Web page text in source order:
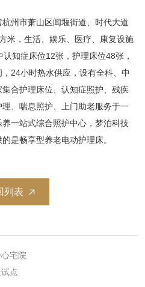
州市萧山区闻堰街道、时代大道
米，生活、娱乐、医疗、康复设施
知症床位12张，护理床位48张，
24小时热水供应，设有全科、中
合护理床位、认知症照护、残疾
、喘息照护、上门助老服务于一
一站式综合照护中心，梦泊科技
是畅享型养老电动护理床。
列表
宅院
点